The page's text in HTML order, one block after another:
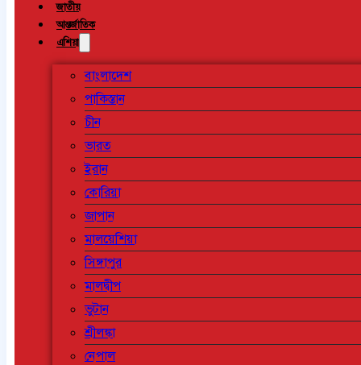
জাতীয়
আন্তর্জাতিক
এশিয়া
বাংলাদেশ
পাকিস্তান
চীন
ভারত
ইরান
কোরিয়া
জাপান
মালয়েশিয়া
সিঙ্গাপুর
মালদ্বীপ
ভুটান
শ্রীলঙ্কা
নেপাল